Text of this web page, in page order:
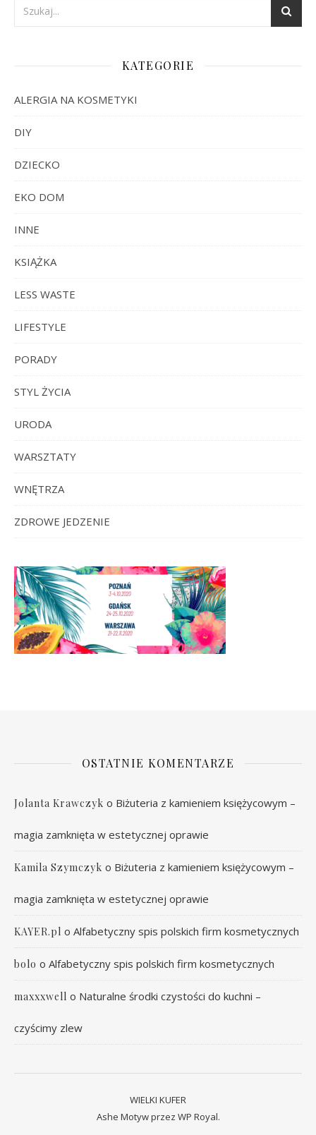
KATEGORIE
ALERGIA NA KOSMETYKI
DIY
DZIECKO
EKO DOM
INNE
KSIĄŻKA
LESS WASTE
LIFESTYLE
PORADY
STYL ŻYCIA
URODA
WARSZTATY
WNĘTRZA
ZDROWE JEDZENIE
OSTATNIE KOMENTARZE
Jolanta Krawczyk o Biżuteria z kamieniem księżycowym –
magia zamknięta w estetycznej oprawie
Kamila Szymczyk o Biżuteria z kamieniem księżycowym –
magia zamknięta w estetycznej oprawie
KAYER.pl o Alfabetyczny spis polskich firm kosmetycznych
bolo o Alfabetyczny spis polskich firm kosmetycznych
maxxxwell o Naturalne środki czystości do kuchni –
czyścimy zlew
WIELKI KUFER
Ashe Motyw przez WP Royal.